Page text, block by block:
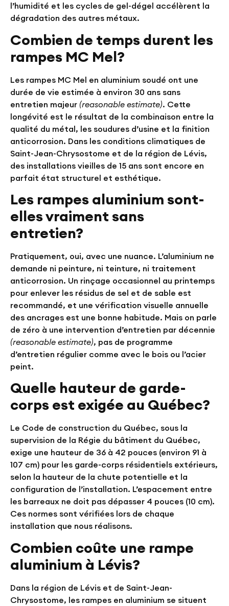
l’humidité et les cycles de gel-dégel accélèrent la
dégradation des autres métaux.
Combien de temps durent les
rampes MC Mel?
Les rampes MC Mel en aluminium soudé ont une
durée de vie estimée à environ 30 ans sans
entretien majeur (reasonable estimate). Cette
longévité est le résultat de la combinaison entre la
qualité du métal, les soudures d’usine et la finition
anticorrosion. Dans les conditions climatiques de
Saint-Jean-Chrysostome et de la région de Lévis,
des installations vieilles de 15 ans sont encore en
parfait état structurel et esthétique.
Les rampes aluminium sont-
elles vraiment sans
entretien?
Pratiquement, oui, avec une nuance. L’aluminium ne
demande ni peinture, ni teinture, ni traitement
anticorrosion. Un rinçage occasionnel au printemps
pour enlever les résidus de sel et de sable est
recommandé, et une vérification visuelle annuelle
des ancrages est une bonne habitude. Mais on parle
de zéro à une intervention d’entretien par décennie
(reasonable estimate), pas de programme
d’entretien régulier comme avec le bois ou l’acier
peint.
Quelle hauteur de garde-
corps est exigée au Québec?
Le Code de construction du Québec, sous la
supervision de la Régie du bâtiment du Québec,
exige une hauteur de 36 à 42 pouces (environ 91 à
107 cm) pour les garde-corps résidentiels extérieurs,
selon la hauteur de la chute potentielle et la
configuration de l’installation. L’espacement entre
les barreaux ne doit pas dépasser 4 pouces (10 cm).
Ces normes sont vérifiées lors de chaque
installation que nous réalisons.
Combien coûte une rampe
aluminium à Lévis?
Dans la région de Lévis et de Saint-Jean-
Chrysostome, les rampes en aluminium se situent